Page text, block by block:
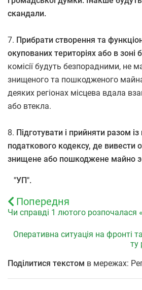
скандали.
7. Прибрати створення та
окупованих територіях або в зоні
комісії будуть безпорадними, не
знищеного та пошкодженого
деяких регіонах місцева вдала
або втекла.
8. Підготувати і прийняти разом
податкового кодексу, де вивести
знищене або пошкоджене майно
"УП".
Попередня
Чи справді 1 лютого розпочалася
Оперативна ситуація на фронті
ту
Поділитися текстом в мережах: